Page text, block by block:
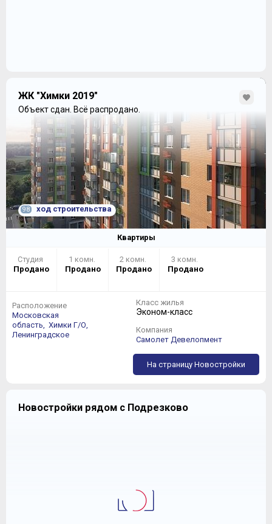
ЖК "Химки 2019"
Объект сдан. Всё распродано.
98 ход строительства
Квартиры
Студия
Продано
1 комн.
Продано
2 комн.
Продано
3 комн.
Продано
Расположение
Московская
область, Химки Г/О,
Ленинградское
Класс жилья
Эконом-класс
Компания
Самолет Девелопмент
На страницу Новостройки
Новостройки рядом с Подрезково